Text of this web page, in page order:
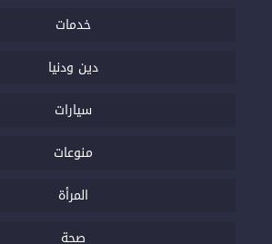
خدمات
دين ودنيا
سيارات
منوعات
المرأة
صحة